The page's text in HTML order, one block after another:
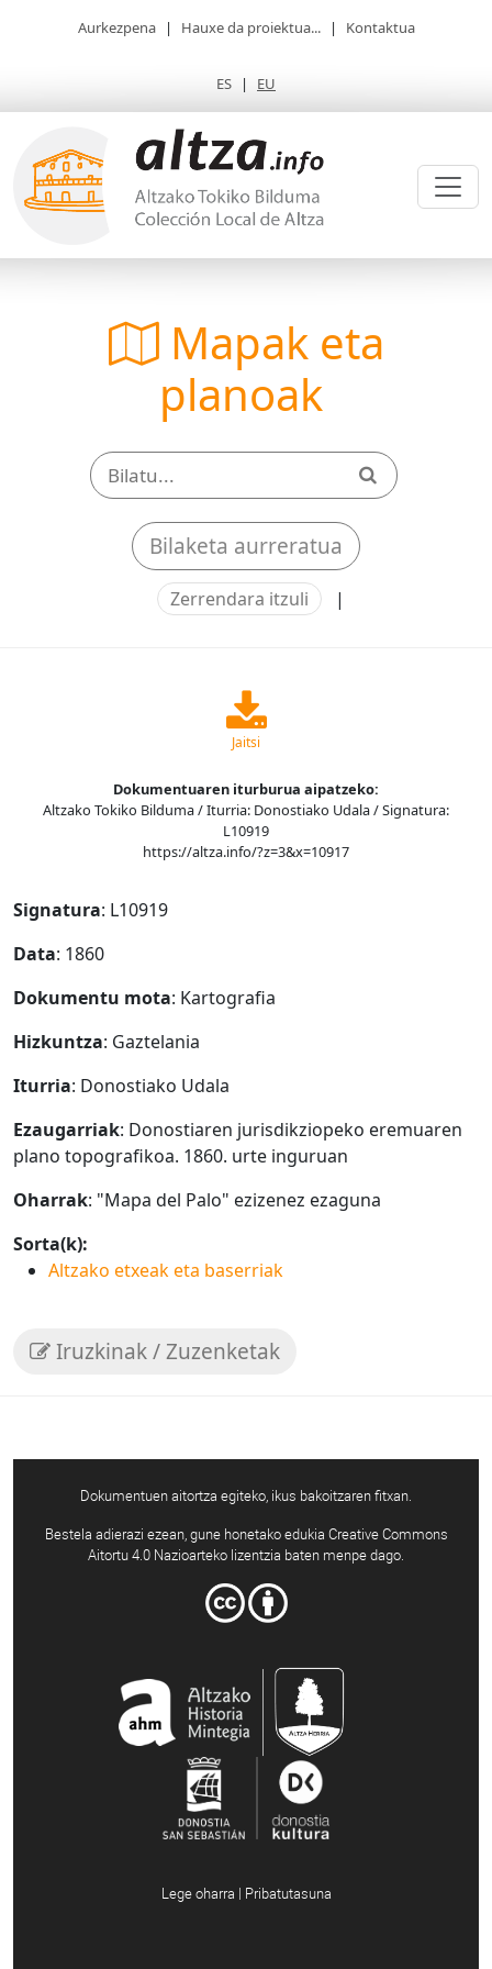
Aurkezpena | Hauxe da proiektua... | Kontaktua
ES | EU
Mapak eta
planoak
Bilaketa aurreratua
Zerrendara itzuli |
Jaitsi
Dokumentuaren iturburua aipatzeko:
Altzako Tokiko Bilduma / Iturria: Donostiako Udala / Signatura:
L10919
https://altza.info/?z=3&x=10917
Signatura: L10919
Data: 1860
Dokumentu mota: Kartografia
Hizkuntza: Gaztelania
Iturria: Donostiako Udala
Ezaugarriak: Donostiaren jurisdikziopeko eremuaren
plano topografikoa. 1860. urte inguruan
Oharrak: "Mapa del Palo" ezizenez ezaguna
Sorta(k):
Altzako etxeak eta baserriak
Iruzkinak / Zuzenketak
Dokumentuen aitortza egiteko, ikus bakoitzaren fitxan.
Bestela adierazi ezean, gune honetako edukia Creative Commons
Aitortu 4.0 Nazioarteko lizentzia baten menpe dago.
Lege oharra | Pribatutasuna